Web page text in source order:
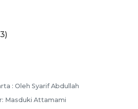
: Oleh Syarif Abdullah
Masduki Attamami